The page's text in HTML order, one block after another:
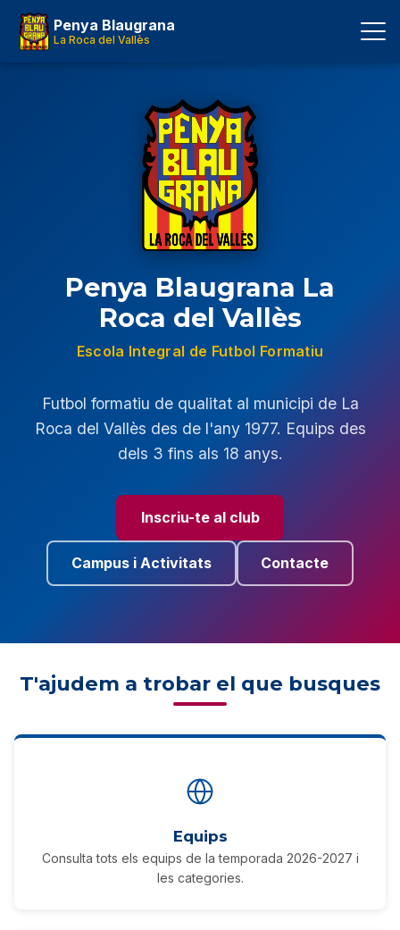
Penya Blaugrana
La Roca del Vallès
Penya Blaugrana La
Roca del Vallès
Escola Integral de Futbol Formatiu
Futbol formatiu de qualitat al municipi de La
Roca del Vallès des de l'any 1977. Equips des
dels 3 fins als 18 anys.
Inscriu-te al club
Campus i Activitats Contacte
T'ajudem a trobar el que busques
Equips
Consulta tots els equips de la temporada 2026-2027 i
les categories.